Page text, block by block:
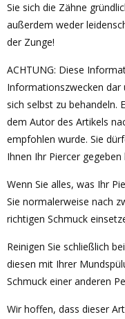
Sie sich die Zähne
außerdem weder
der Zunge!
ACHTUNG: Diese
Informationszwecken
sich selbst zu behandeln.
dem Autor des Artikels
empfohlen wurde. Sie
Ihnen Ihr Piercer gegeben
Wenn Sie alles, was Ihr
Sie normalerweise nach
richtigen Schmuck
Reinigen Sie schließlich
diesen mit Ihrer
Schmuck einer anderen
Wir hoffen, dass dieser